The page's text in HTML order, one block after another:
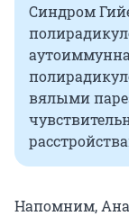
Синдром
вялыми
Напомним,